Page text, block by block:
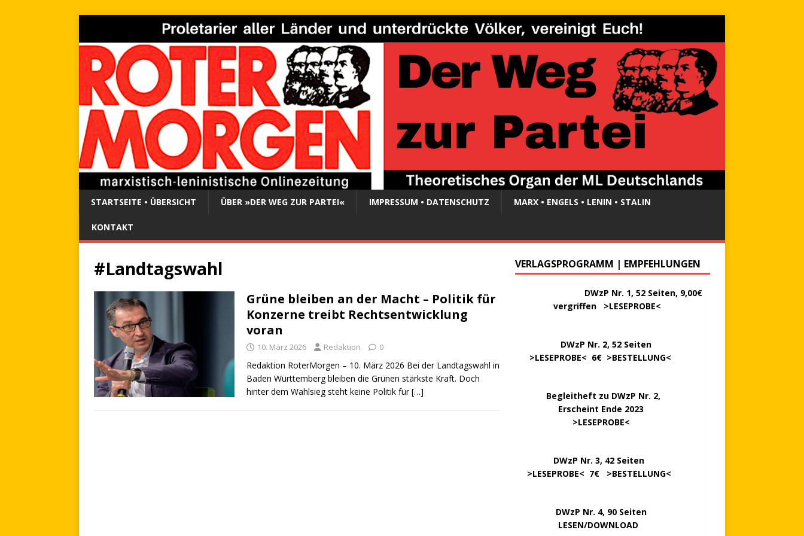
STARTSEITE • ÜBERSICHT ÜBER »DER WEG ZUR PARTEI« IMPRESSUM • DATENSCHUTZ MARX • ENGELS • LENIN • STALIN
KONTAKT
#Landtagswahl
Grüne bleiben an der Macht – Politik für
Konzerne treibt Rechtsentwicklung
voran
10. März 2026 Redaktion 0
Redaktion RoterMorgen – 10. März 2026 Bei der Landtagswahl in
Baden Württemberg bleiben die Grünen stärkste Kraft. Doch
hinter dem Wahlsieg steht keine Politik für[…]
VERLAGSPROGRAMM | EMPFEHLUNGEN
DWzP Nr. 1, 52 Seiten, 9,00€
vergriffen >LESEPROBE<
DWzP Nr. 2, 52 Seiten
>LESEPROBE< 6€ >BESTELLUNG<
Begleitheft zu DWzP Nr. 2,
Erscheint Ende 2023
>LESEPROBE<
DWzP Nr. 3, 42 Seiten
>LESEPROBE< 7€ >BESTELLUNG<
DWzP Nr. 4, 90 Seiten
LESEN/DOWNLOAD